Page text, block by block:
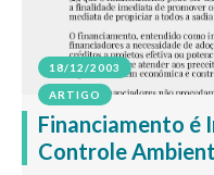
18/12/2003
ARTIGO
Financiamento é
Controle